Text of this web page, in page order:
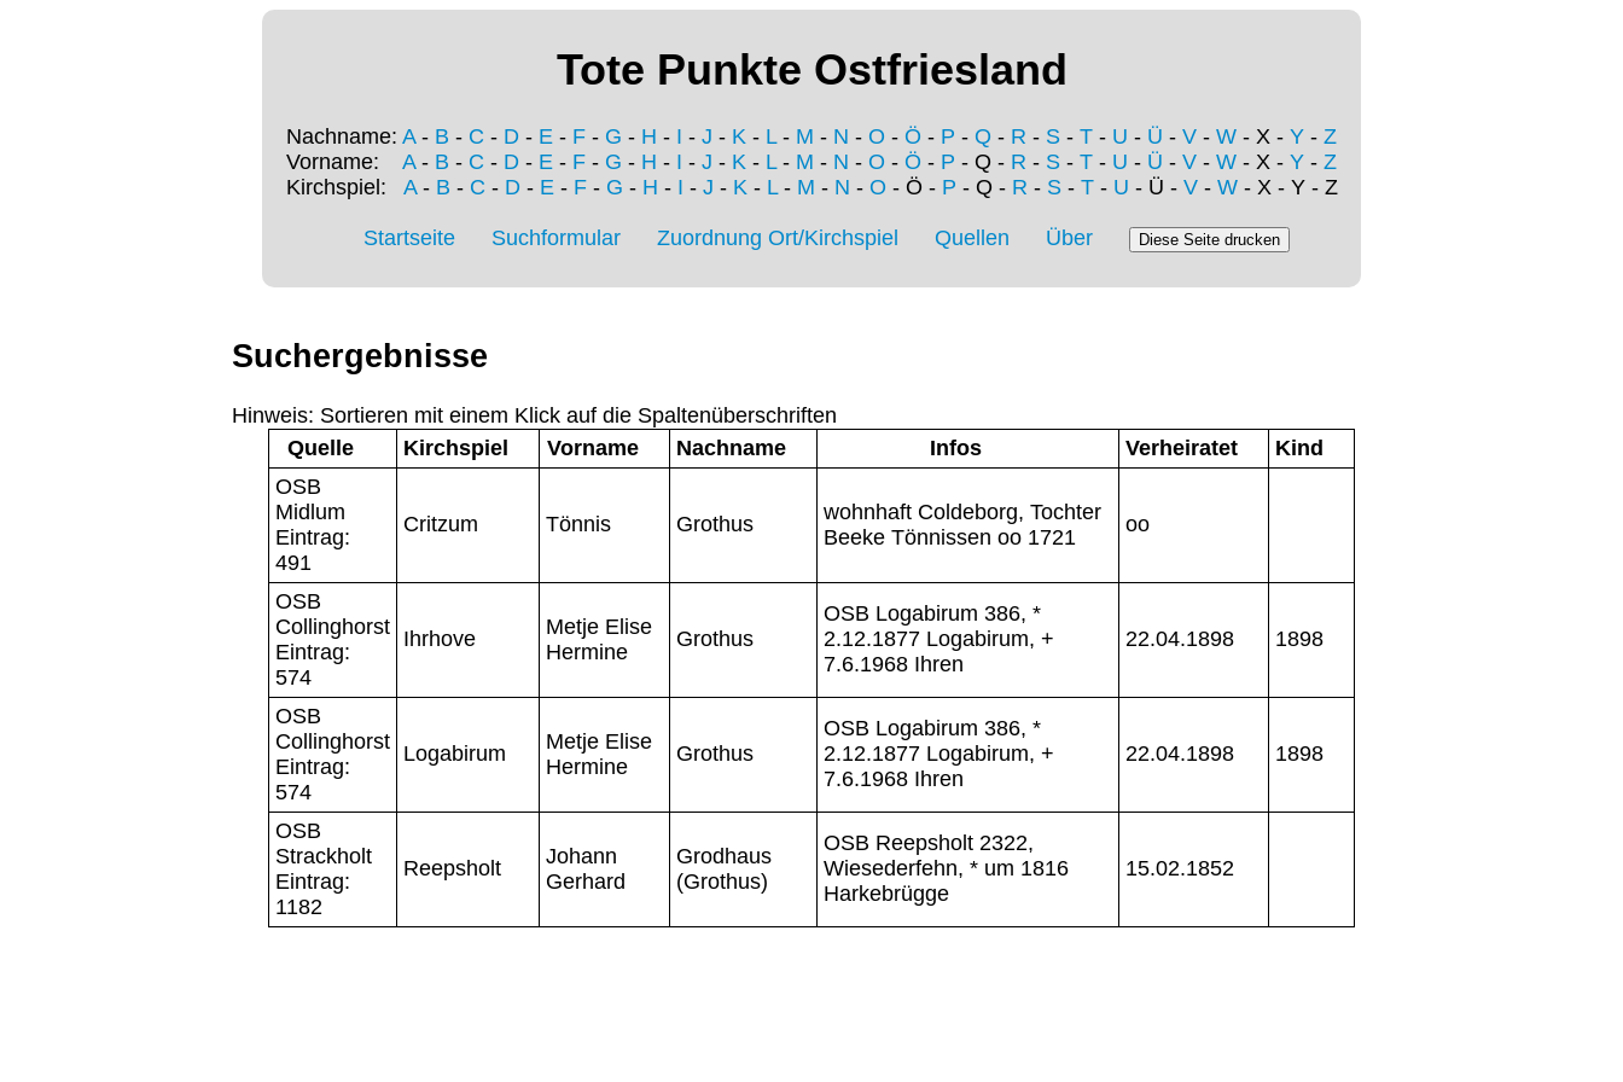
Tote Punkte Ostfriesland
Nachname: A- B - C - D - E - F - G - H - I - J - K - L- M - N - O - Ö - P - Q - R - S - T - U - Ü - V - W - X - Y - Z
Vorname: A- B - C - D - E - F - G - H - I - J - K - L- M - N - O - Ö - P - Q - R - S - T - U - Ü - V - W - X - Y - Z
Kirchspiel: A- B - C - D- E- F- G - H - I - J - K- L- M - N - O - Ö - P - Q - R - S- T- U - Ü - V- W- X - Y - Z
Startseite Suchformular Zuordnung Ort/Kirchspiel Quellen Über
Suchergebnisse
Hinweis: Sortieren mit einem Klick auf die Spaltenüberschriften
Quelle
Kirchspiel Vorname Nachname Infos Verheiratet
Kind
OSB
Midlum
Eintrag:
491
Critzum Tönnis Grothus
wohnhaft Coldeborg, Tochter
Beeke Tönnissen oo 1721
oo
OSB
Collinghorst
Eintrag:
574
Ihrhove
Metje Elise
Hermine
Grothus
OSB Logabirum 386, *
2.12.1877 Logabirum, +
7.6.1968 Ihren
22.04.1898 1898
OSB
Collinghorst
Eintrag:
574
Logabirum
Metje Elise
Hermine
Grothus
OSB Logabirum 386, *
2.12.1877 Logabirum, +
7.6.1968 Ihren
22.04.1898 1898
OSB
Strackholt
Eintrag:
1182
Reepsholt
Johann
Gerhard
Grodhaus
(Grothus)
OSB Reepsholt 2322,
Wiesederfehn, * um 1816
Harkebrügge
15.02.1852